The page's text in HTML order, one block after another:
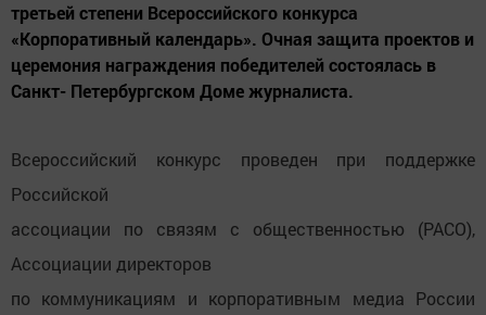
третьей степени Всероссийского конкурса
«Корпоративный календарь». Очная защита проектов и
церемония награждения победителей состоялась в
Санкт- Петербургском Доме журналиста.
Всероссийский конкурс проведен при поддержке
Российской
ассоциации по связям с общественностью (РАСО),
Ассоциации директоров
по коммуникациям и корпоративным медиа России